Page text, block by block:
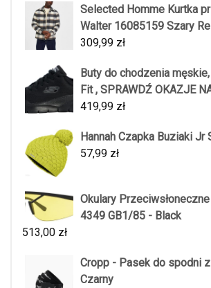
Selected Homme Kurtka
Walter 16085159 Szary
309,99 zł
Buty do chodzenia
Fit , SPRAWDŹ OKAZJE
419,99 zł
Hannah Czapka Buziaki Jr
57,99 zł
Okulary
4349 GB1/85 - Black
513,00 zł
Cropp - Pasek do spodni
Czarny